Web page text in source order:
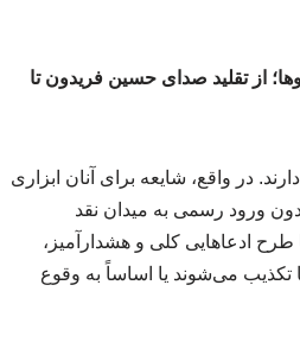
از تقلید صدای حسین فریدون تا
در واقع، شایعه برای آنان ابزاری
ورود رسمی به میدان نقد
ادعاهایی کلی و هشدارآمیز،
تکذیب می‌شوند یا اساساً به وقوع